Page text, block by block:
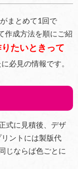
まとめて1回で
作成方法を順にご紹
りたいときって
必見の情報です。
式に見積後、デザ
ントには製版代
じならば色ごとに